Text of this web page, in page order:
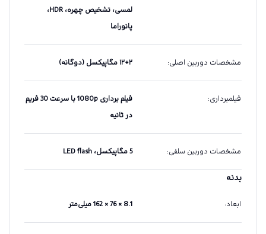
لمسی، تشخیص چهره، HDR،
پانوراما
مشخصات دوربین اصلی: ۱۲+۲ مگاپیکسل (دوگانه)
فیلمبرداری:
فیلم برداری 1080p با سرعت 30 فریم
در ثانیه
مشخصات دوربین سلفی: 5 مگاپیکسل، LED flash
بدنه
ابعاد: 8.1 × 76 × 162 میلی‌متر